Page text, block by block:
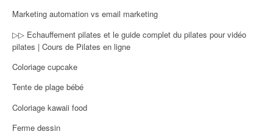
Marketing automation vs email marketing
▷▷ Echauffement pilates et le guide complet du pilates pour vidéo
pilates | Cours de Pilates en ligne
Coloriage cupcake
Tente de plage bébé
Coloriage kawaii food
Ferme dessin